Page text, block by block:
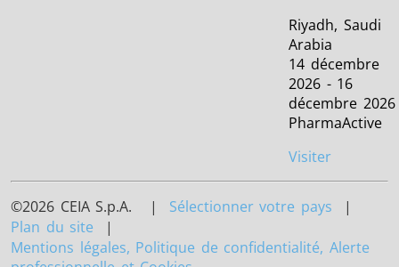
Riyadh, Saudi
Arabia
14 décembre
2026 - 16
décembre 2026
PharmaActive
Visiter
©2026 CEIA S.p.A. | Sélectionner votre pays |
Plan du site |
Mentions légales, Politique de confidentialité, Alerte